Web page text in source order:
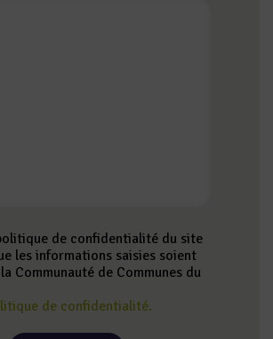
de confidentialité du site
les informations saisies soient
Communauté de Communes du
de confidentialité.